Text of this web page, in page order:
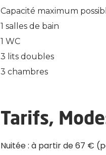
Capacité maximum
1 salles de bain
1 WC
3 lits doubles
3 chambres
Tarifs,
Nuitée : à partir de 67 €